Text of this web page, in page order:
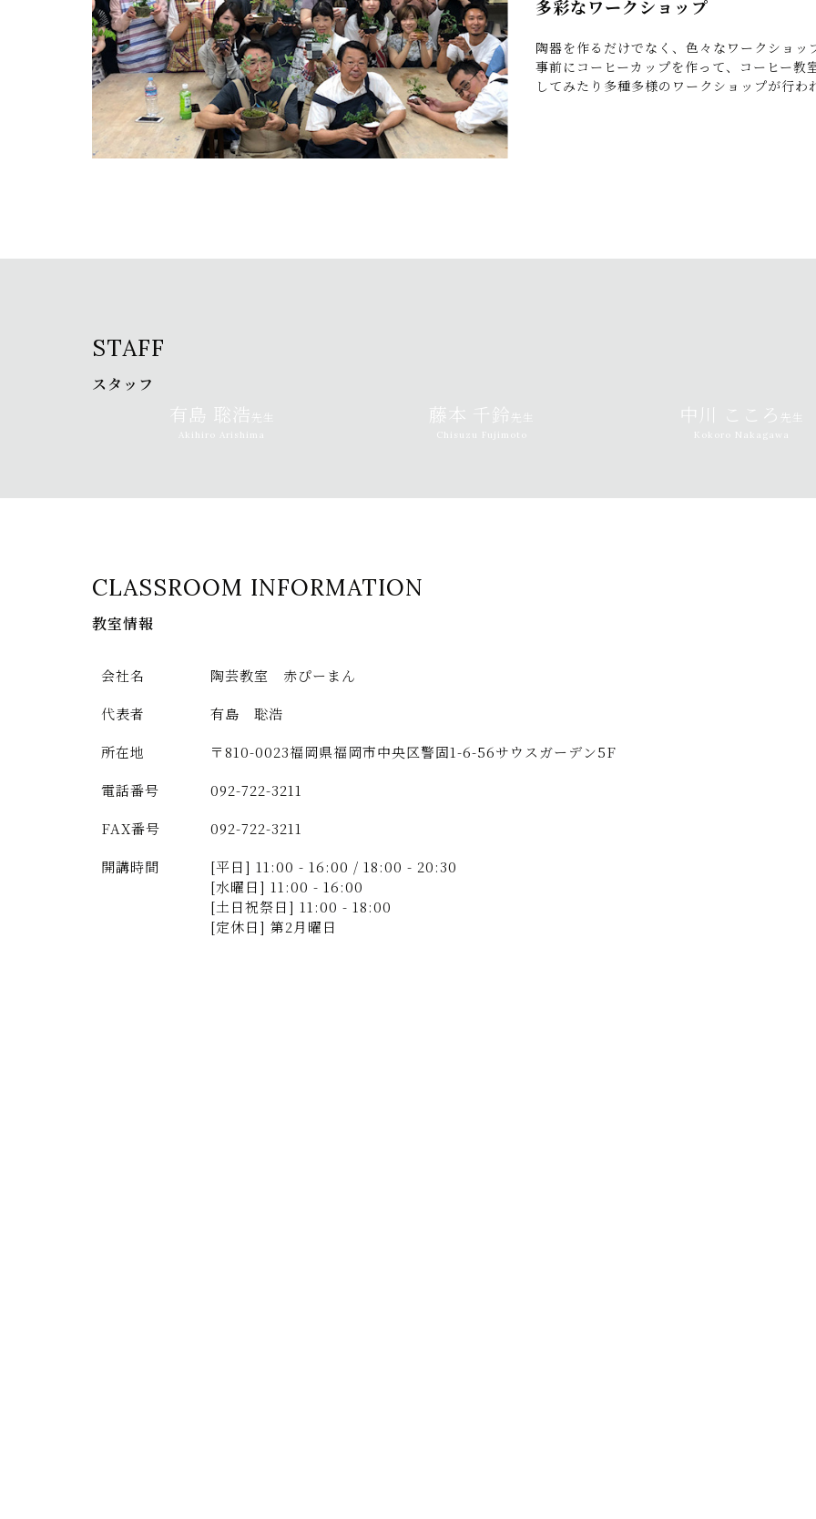
多彩なワークショップ
陶器を作るだけでなく、色々なワークショッ
事前にコーヒーカップを作って、コーヒー
してみたり多種多様のワークショップが行わ
STAFF
スタッフ
有島 聡浩 先生
Akihiro Arishima
藤本 千鈴 先生
Chisuzu Fujimoto
中川 こころ 先生
Kokoro Nakagawa
CLASSROOM INFORMATION
教室情報
会社名
陶芸教室 赤ぴーまん
代表者
有島 聡浩
所在地
〒810-0023福岡県福岡市中央区警固1-6-56サウスガーデン5F
電話番号
092-722-3211
FAX番号
092-722-3211
開講時間
[平日] 11:00 - 16:00 / 18:00 - 20:30
[水曜日] 11:00 - 16:00
[土日祝祭日] 11:00 - 18:00
[定休日] 第2月曜日